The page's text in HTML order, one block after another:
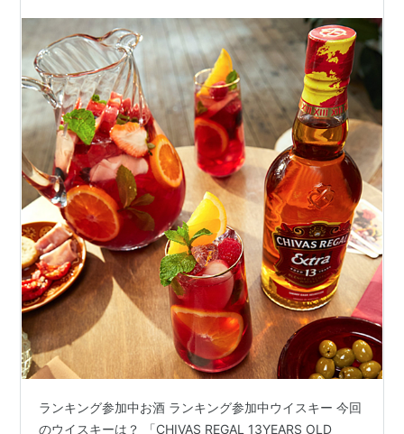
ランキング参加中お酒 ランキング参加中ウイスキー 今回
のウイスキーは？ 「CHIVAS REGAL 13YEARS OLD